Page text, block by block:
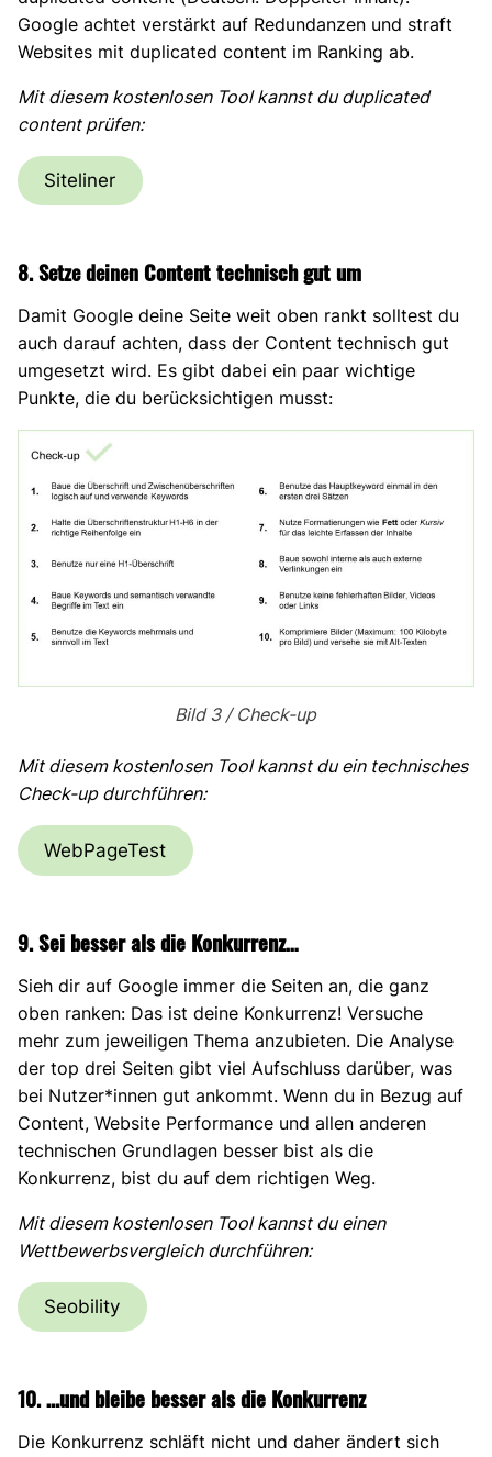
Google achtet verstärkt auf Redundanzen und straft
Websites mit duplicated content im Ranking ab.
Mit diesem kostenlosen Tool kannst du duplicated
content prüfen:
Siteliner
8. Setze deinen Content technisch gut um
Damit Google deine Seite weit oben rankt solltest du
auch darauf achten, dass der Content technisch gut
umgesetzt wird. Es gibt dabei ein paar wichtige
Punkte, die du berücksichtigen musst:
Bild 3 / Check-up
Mit diesem kostenlosen Tool kannst du ein technisches
Check-up durchführen:
WebPageTest
9.Sei besser als die Konkurrenz…
Sieh dir auf Google immer die Seiten an, die ganz
oben ranken: Das ist deine Konkurrenz! Versuche
mehr zum jeweiligen Thema anzubieten. Die Analyse
der top drei Seiten gibt viel Aufschluss darüber, was
bei Nutzer*innen gut ankommt. Wenn du in Bezug auf
Content, Website Performance und allen anderen
technischen Grundlagen besser bist als die
Konkurrenz, bist du auf dem richtigen Weg.
Mit diesem kostenlosen Tool kannst du einen
Wettbewerbsvergleich durchführen:
Seobility
10.…und bleibe besser als die Konkurrenz
Die Konkurrenz schläft nicht und daher ändert sich